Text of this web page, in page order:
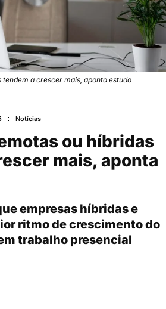
a crescer mais, aponta estudo
Notícias
ou híbridas
mais, aponta
empresas híbridas e
ritmo de crescimento do
trabalho presencial